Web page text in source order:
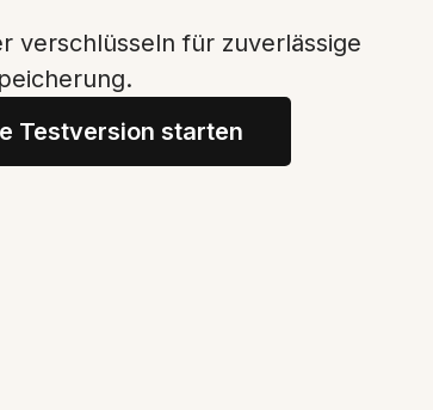
verschlüsseln für zuverlässige
Testversion starten